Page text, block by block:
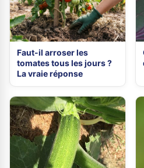
Faut-il arroser les
tomates tous les jours ?
La vraie réponse